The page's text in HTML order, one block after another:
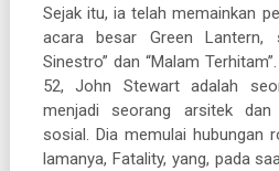
Sejak itu, ia telah memainkan
acara besar Green Lantern,
Sinestro” dan “Malam
52, ​​John Stewart adalah
menjadi seorang arsitek
sosial. Dia memulai hubungan
lamanya, Fatality, yang, pada